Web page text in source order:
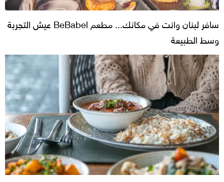
سافر لبنان وانت في مكانك... مطعم BeBabel عيش التجربة
وسط الطبيعة